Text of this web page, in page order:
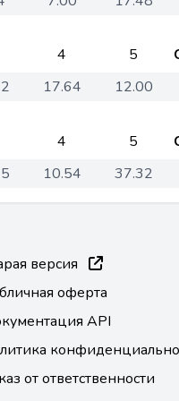
4 5
17.64 12.00
4 5
10.54 37.32
версия
оферта
API
от ответственности